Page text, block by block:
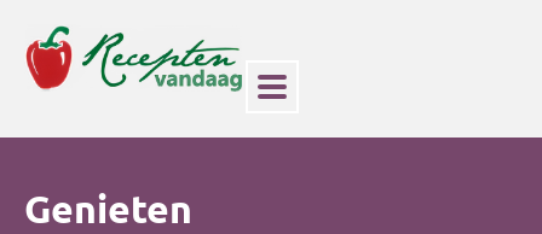
Genieten